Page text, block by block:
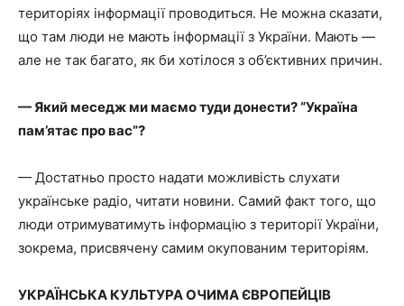
територіях інформації проводиться. Не можна сказати,
що там люди не мають інформації з України. Мають —
але не так багато, як би хотілося з об’єктивних причин.
— Який меседж ми маємо туди донести? “Україна
пам’ятає про вас”?
— Достатньо просто надати можливість слухати
українське радіо, читати новини. Самий факт того, що
люди отримуватимуть інформацію з території України,
зокрема, присвячену самим окупованим територіям.
УКРАЇНСЬКА КУЛЬТУРА ОЧИМА ЄВРОПЕЙЦІВ